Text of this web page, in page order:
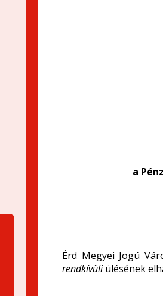
a
Érd Megyei Jogú
rendkívüliülésének